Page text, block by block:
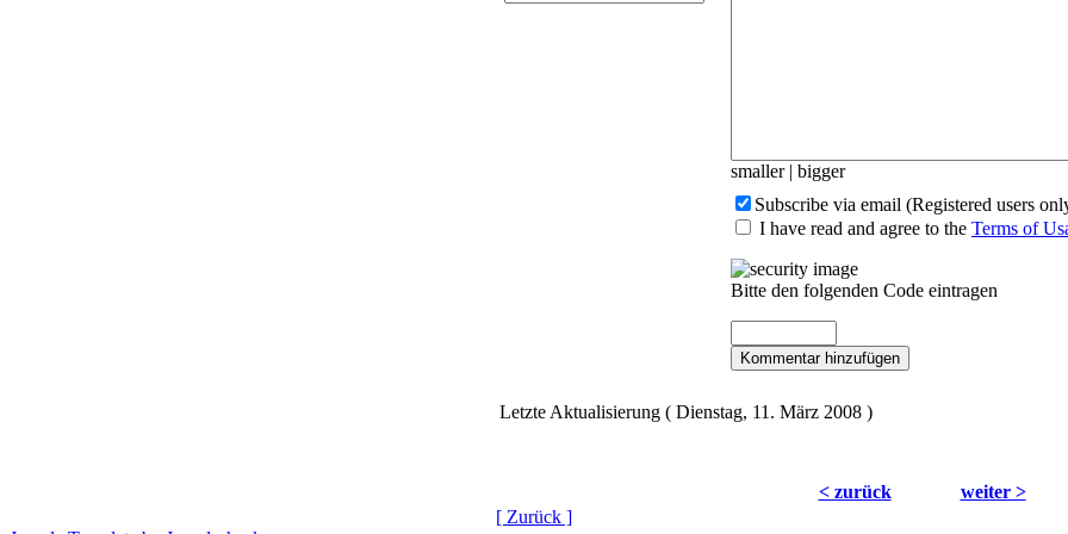
smaller| bigger
Subscribe via email (Registered users
I have read and agree to the Terms of
Bitte den folgenden Code eintragen
Kommentar hinzufügen
Letzte Aktualisierung ( Dienstag, 11. März 2008 )
< zurück
weiter >
[ Zurück ]